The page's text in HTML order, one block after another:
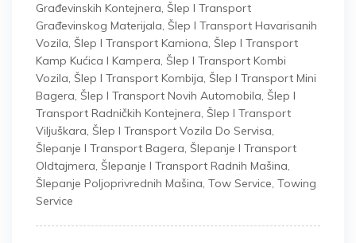
Građevinskih Kontejnera, Šlep I Transport
Građevinskog Materijala, Šlep I Transport Havarisanih
Vozila, Šlep I Transport Kamiona, Šlep I Transport
Kamp Kućica I Kampera, Šlep I Transport Kombi
Vozila, Šlep I Transport Kombija, Šlep I Transport Mini
Bagera, Šlep I Transport Novih Automobila, Šlep I
Transport Radničkih Kontejnera, Šlep I Transport
Viljuškara, Šlep I Transport Vozila Do Servisa,
Šlepanje I Transport Bagera, Šlepanje I Transport
Oldtajmera, Šlepanje I Transport Radnih Mašina,
Šlepanje Poljoprivrednih Mašina, Tow Service, Towing
Service